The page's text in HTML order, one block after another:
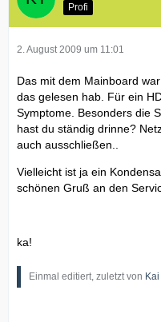
Profi
2. August 2009 um 11:01
Das mit dem Mainboard
das gelesen hab. Für ein
Symptome. Besonders die
hast du ständig drinne?
auch ausschließen..
Vielleicht ist ja ein
schönen Gruß an den
ka!
Einmal editiert, zuletzt von